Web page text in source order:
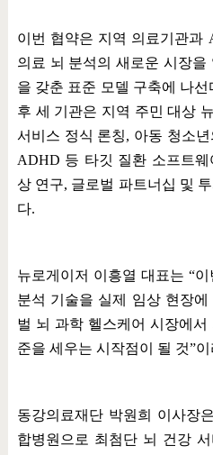
이번 협약은 지역 의료기관과
의료 뇌 분석의 새로운 시장을
을 갖춘 표준 모델 구축에 나
후 세 기관은 지역 주민 대상
서비스 정식 론칭, 아동 청소
ADHD 등 타깃 질환 소프트웨
상 연구, 글로벌 파트너십 및
다.
뉴로게이저 이흥열 대표는 “이
분석 기술을 실제 임상 현장
벌 뇌 과학 헬스케어 시장에서
준을 세우는 시작점이 될 것”이
동강의료재단 박원희 이사장은
합병원으로 최첨단 뇌 건강